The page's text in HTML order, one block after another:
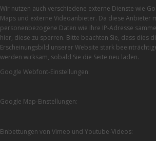
Wir nutzen auch verschiedene externe Dienste wie
Maps und externe Videoanbieter. Da diese Anbieter
personenbezogene Daten wie Ihre IP-Adresse
hier, diese zu sperren. Bitte beachten Sie, dass dies
Erscheinungsbild unserer Website stark
werden wirksam, sobald Sie die Seite neu laden.
Google Webfont-Einstellungen:
Google Map-Einstellungen:
Einbettungen von Vimeo und Youtube-Videos: